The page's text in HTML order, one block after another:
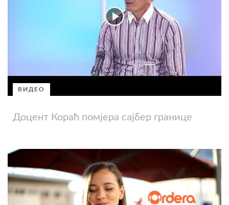
ВИДЕО
Доцент Кораћ помјера сајбер границе